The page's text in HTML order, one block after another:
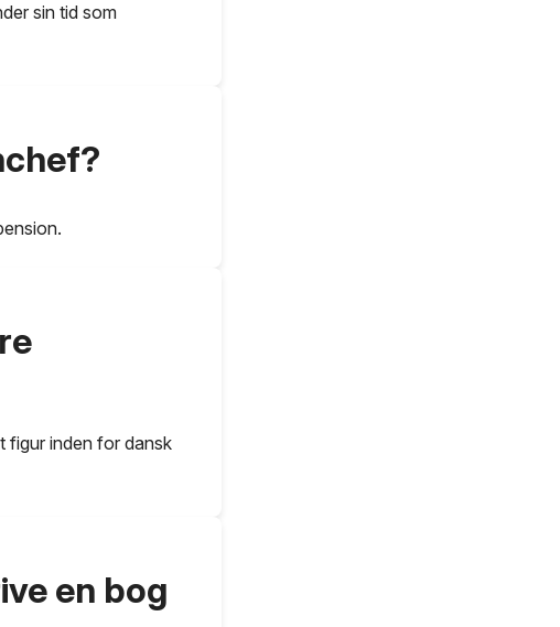
sin tid som
figur inden for dansk
en bog